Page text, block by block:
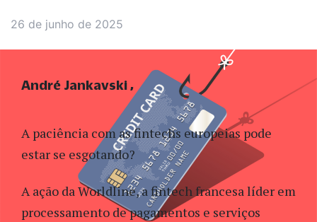
26 de junho de 2025
A paciência com as fintechs europeias pode
estar se esgotando?
A ação da Worldline, a fintech francesa líder em
processamento de pagamentos e serviços
André Jankavski